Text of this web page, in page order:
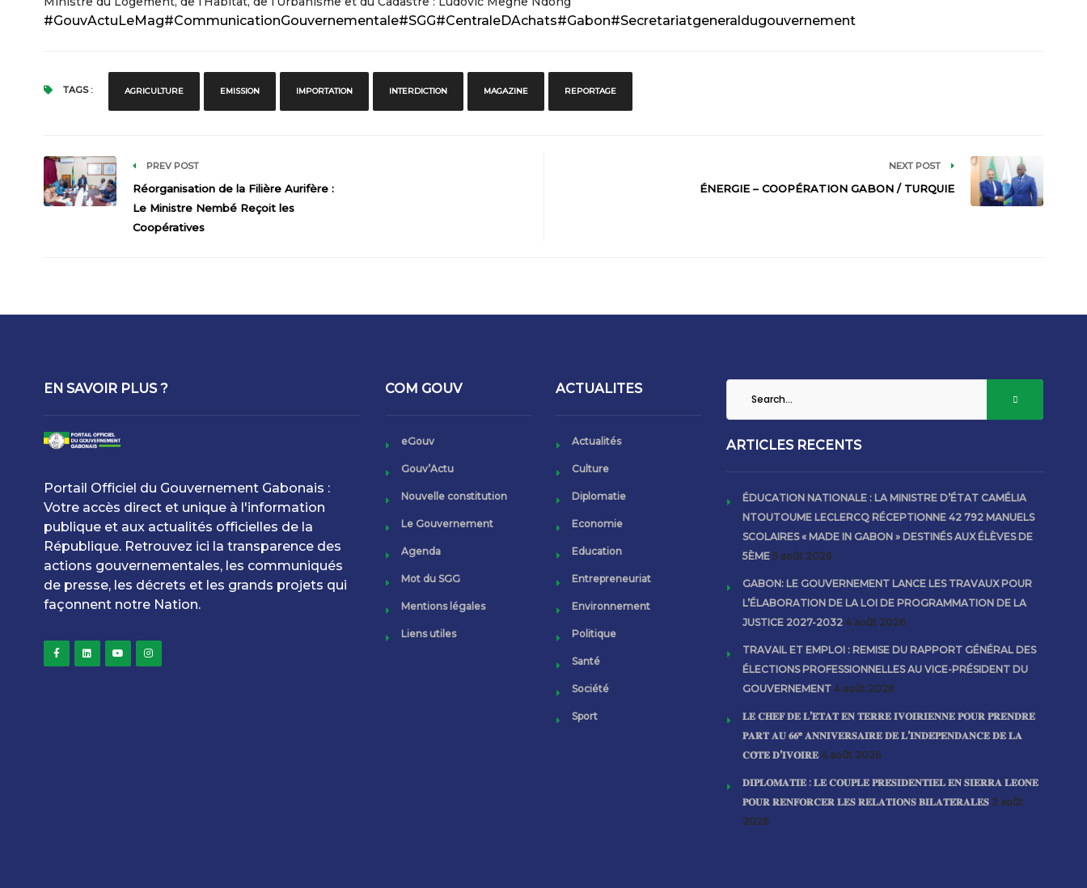
#GouvActuLeMag#CommunicationGouvernementale#SGG#CentraleDAchats#Gabon#Secretariatgeneraldugouvernement
TAGS : AGRICULTURE EMISSION IMPORTATION INTERDICTION MAGAZINE REPORTAGE
PREV POST
Réorganisation de la Filière Aurifère :
Le Ministre Nembé Reçoit les
Coopératives
NEXT POST
ÉNERGIE – COOPÉRATION GABON / TURQUIE
EN SAVOIR PLUS ?
Portail Officiel du Gouvernement Gabonais :
Votre accès direct et unique à l'information
publique et aux actualités officielles de la
République. Retrouvez ici la transparence des
actions gouvernementales, les communiqués
de presse, les décrets et les grands projets qui
façonnent notre Nation.
COM GOUV
eGouv
Gouv’Actu
Nouvelle constitution
Le Gouvernement
Agenda
Mot du SGG
Mentions légales
Liens utiles
ACTUALITES
Actualités
Culture
Diplomatie
Economie
Education
Entrepreneuriat
Environnement
Politique
Santé
Société
Sport
ARTICLES RECENTS
ÉDUCATION NATIONALE : LA MINISTRE D’ÉTAT CAMÉLIA
NTOUTOUME LECLERCQ RÉCEPTIONNE 42 792 MANUELS
SCOLAIRES « MADE IN GABON » DESTINÉS AUX ÉLÈVES DE
5ÈME 5 août 2026
GABON: LE GOUVERNEMENT LANCE LES TRAVAUX POUR
L’ÉLABORATION DE LA LOI DE PROGRAMMATION DE LA
JUSTICE 2027-2032 4 août 2026
TRAVAIL ET EMPLOI : REMISE DU RAPPORT GÉNÉRAL DES
ÉLECTIONS PROFESSIONNELLES AU VICE-PRÉSIDENT DU
GOUVERNEMENT 4 août 2026
𝐋𝐄 𝐂𝐇𝐄𝐅 𝐃𝐄 𝐋’𝐄́𝐓𝐀𝐓 𝐄𝐍 𝐓𝐄𝐑𝐑𝐄 𝐈𝐕𝐎𝐈𝐑𝐈𝐄𝐍𝐍𝐄 𝐏𝐎𝐔𝐑 𝐏𝐑𝐄𝐍𝐃𝐑𝐄
𝐏𝐀𝐑𝐓 𝐀𝐔 𝟔𝟔ᵉ 𝐀𝐍𝐍𝐈𝐕𝐄𝐑𝐒𝐀𝐈𝐑𝐄 𝐃𝐄 𝐋’𝐈𝐍𝐃𝐄́𝐏𝐄𝐍𝐃𝐀𝐍𝐂𝐄 𝐃𝐄 𝐋𝐀
𝐂𝐎̂𝐓𝐄 𝐃’𝐈𝐕𝐎𝐈𝐑𝐄 4 août 2026
𝐃𝐈𝐏𝐋𝐎𝐌𝐀𝐓𝐈𝐄 : 𝐋𝐄 𝐂𝐎𝐔𝐏𝐋𝐄 𝐏𝐑𝐄́𝐒𝐈𝐃𝐄𝐍𝐓𝐈𝐄𝐋 𝐄𝐍 𝐒𝐈𝐄𝐑𝐑𝐀 𝐋𝐄𝐎𝐍𝐄
𝐏𝐎𝐔𝐑 𝐑𝐄𝐍𝐅𝐎𝐑𝐂𝐄𝐑 𝐋𝐄𝐒 𝐑𝐄𝐋𝐀𝐓𝐈𝐎𝐍𝐒 𝐁𝐈𝐋𝐀𝐓𝐄́𝐑𝐀𝐋𝐄𝐒 2 août
2026